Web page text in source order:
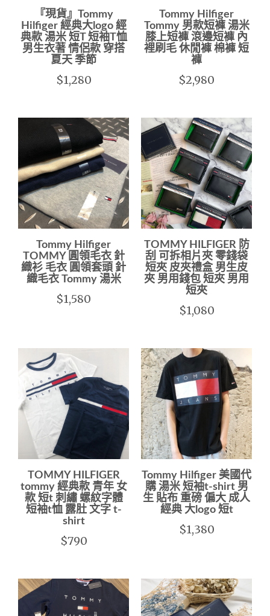
『現貨』Tommy
Hilfiger 經典大logo 經
典款 湯米 短T 短袖T恤
男生衣著 情侶款 穿搭
夏天 季節
$1,280
Tommy Hilfiger
Tommy 男款短褲 湯米
膝上短褲 滾邊短褲 內
裡刷毛 休閒褲 棉褲 短
褲
$2,980
Tommy Hilfiger
TOMMY 圓領毛衣 針
織衫 毛衣 圓領套頭 針
織毛衣 Tommy 湯米
$1,580
TOMMY HILFIGER 防
刮 可拆相片夾 零錢袋
短夾 皮夾禮盒 男生皮
夾 男用錢包 短夾 男用
短夾
$1,080
TOMMY HILFIGER
tommy 經典款 青年 女
款 短t 刺繡 螺紋字體
短袖t恤 露肚 文字 t-
shirt
$790
Tommy Hilfiger 美國代
購 湯米 短袖t-shirt 男
生 貼布 重磅 偏大 成人
經典 大logo 短t
$1,380